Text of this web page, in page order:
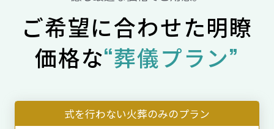
ご希望に合わせた明瞭
価格な“葬儀プラン”
式を行わない火葬のみのプラン